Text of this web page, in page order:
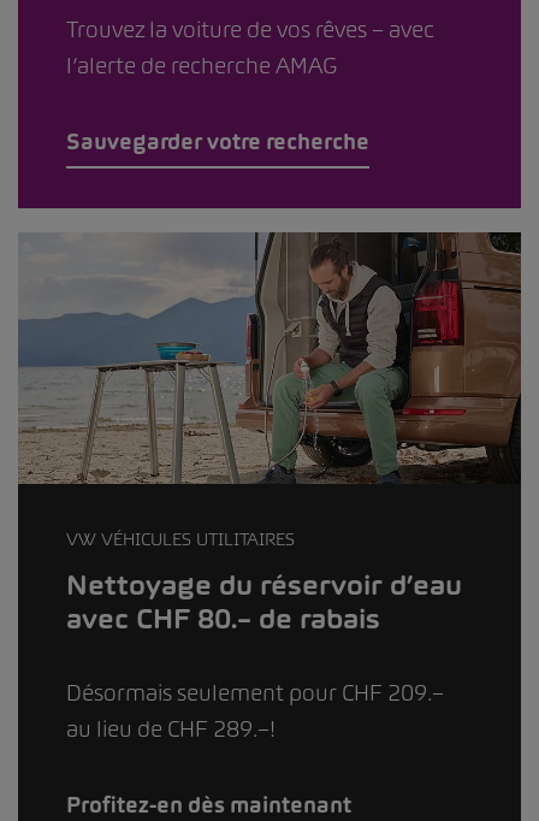
Trouvez la voiture de vos rêves – avec
l’alerte de recherche AMAG
Sauvegarder votre recherche
VW VÉHICULES UTILITAIRES
Nettoyage du réservoir d’eau
avec CHF 80.– de rabais
Désormais seulement pour CHF 209.–
au lieu de CHF 289.–!
Profitez-en dès maintenant